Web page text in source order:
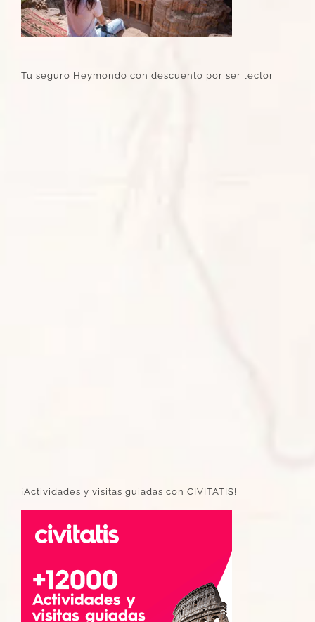
Tu seguro Heymondo con descuento por ser lector
¡Actividades y visitas guiadas con CIVITATIS!